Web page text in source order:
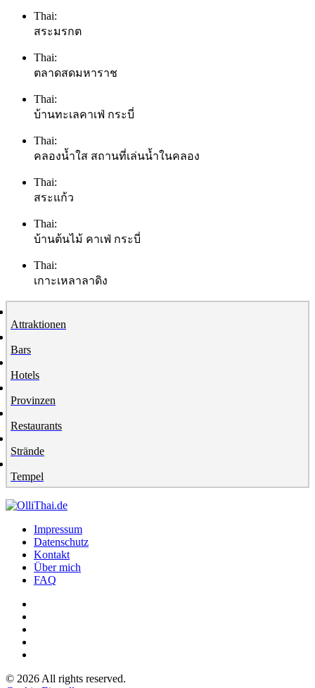
Thai:
สระมรกต
Thai:
ตลาดสดมหาราช
Thai:
บ้านทะเลคาเฟ่ กระบี่
Thai:
คลองน้ำใส สถานที่เล่นน้ำในคลอง
Thai:
สระแก้ว
Thai:
บ้านต้นไม้ คาเฟ่ กระบี่
Thai:
เกาะเหลาลาดิง
Attraktionen
Bars
Hotels
Provinzen
Restaurants
Strände
Tempel
Impressum
Datenschutz
Kontakt
Über mich
FAQ
© 2026 All rights reserved.